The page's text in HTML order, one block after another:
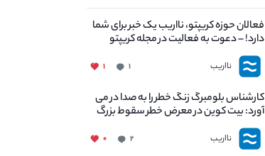
فعالان حوزه کریپتو، نااریب یک خبر برای شما
دارد! – دعوت به فعالیت در مجله کریپتو
نااریب ۱ ۱
کارشناس بلومبرگ زنگ خطر را به صدا در می
آورد: بیت کوین در معرض خطر سقوط بزرگ
است - دلیل آن چیست؟
نااریب ۲ ۰